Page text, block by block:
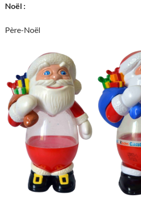
Noël :
Père-Noël